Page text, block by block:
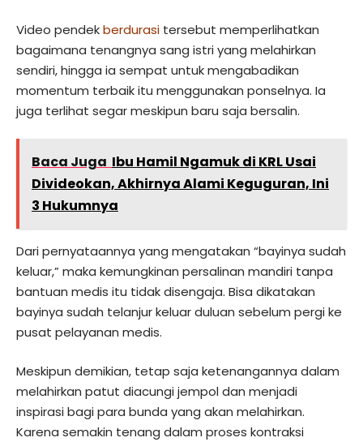
Video pendekberdurasi tersebut memperlihatkan
bagaimana tenangnya sang istri yang melahirkan
sendiri, hingga ia sempat untuk mengabadikan
momentum terbaik itu menggunakan ponselnya. Ia
juga terlihat segar meskipun baru saja bersalin.
Baca Juga Ibu Hamil Ngamuk di KRL Usai
Divideokan, Akhirnya Alami Keguguran, Ini
3 Hukumnya
Dari pernyataannya yang mengatakan “bayinya sudah
keluar,” maka kemungkinan persalinan mandiri tanpa
bantuan medis itu tidak disengaja. Bisa dikatakan
bayinya sudah telanjur keluar duluan sebelum pergi ke
pusat pelayanan medis.
Meskipun demikian, tetap saja ketenangannya dalam
melahirkan patut diacungi jempol dan menjadi
inspirasi bagi para bunda yang akan melahirkan.
Karena semakin tenang dalam proses kontraksi